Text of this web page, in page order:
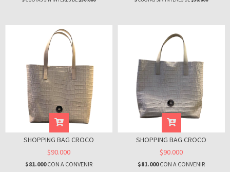
SHOPPING BAG CROCO
$90.000
$81.000CON A CONVENIR
SHOPPING BAG CROCO
$90.000
$81.000CON A CONVENIR